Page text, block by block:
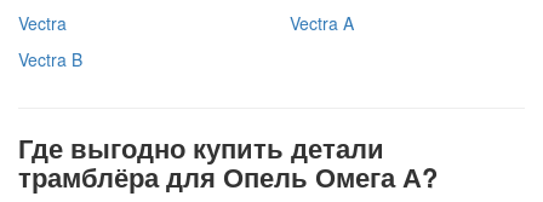
Vectra
Vectra A
Vectra B
Где выгодно купить детали
трамблёра для Опель Омега А?